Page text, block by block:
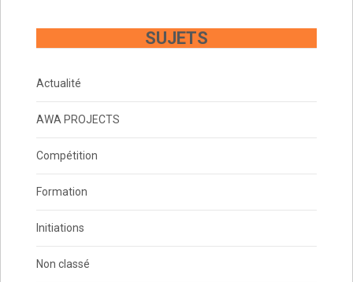
SUJETS
Actualité
AWA PROJECTS
Compétition
Formation
Initiations
Non classé